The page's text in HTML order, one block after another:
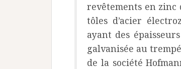
revêtements en zinc
tôles d’acier
ayant des
galvanisée au
de la société